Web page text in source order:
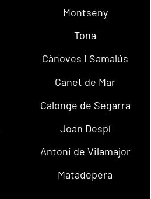
Montseny
Tona
Cànoves i Samalús
Canet de Mar
Calonge de Segarra
Joan Despí
Antoni de Vilamajor
Matadepera